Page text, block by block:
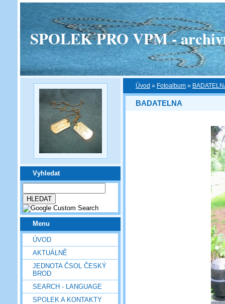
SPOLEK PRO VPM -
Vyhledat
Menu
ÚVOD
AKTUÁLNĚ
JEDNOTA ČSOL ČESKÝ
BROD
SEARCH - LANGUAGE
SPOLEK A KONTAKTY
Úvod » Fotoalbum »
BADATELNA